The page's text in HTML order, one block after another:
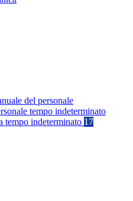
del personale
tempo indeterminato
tempo indeterminato 17